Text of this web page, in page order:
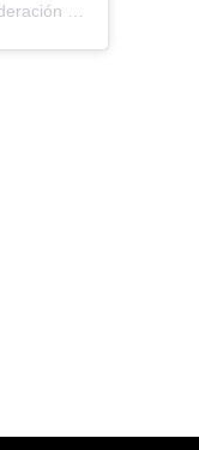
Una publicación compartida de Federación Montañismo Tenerife (@federacion_montanismo_tenerife)